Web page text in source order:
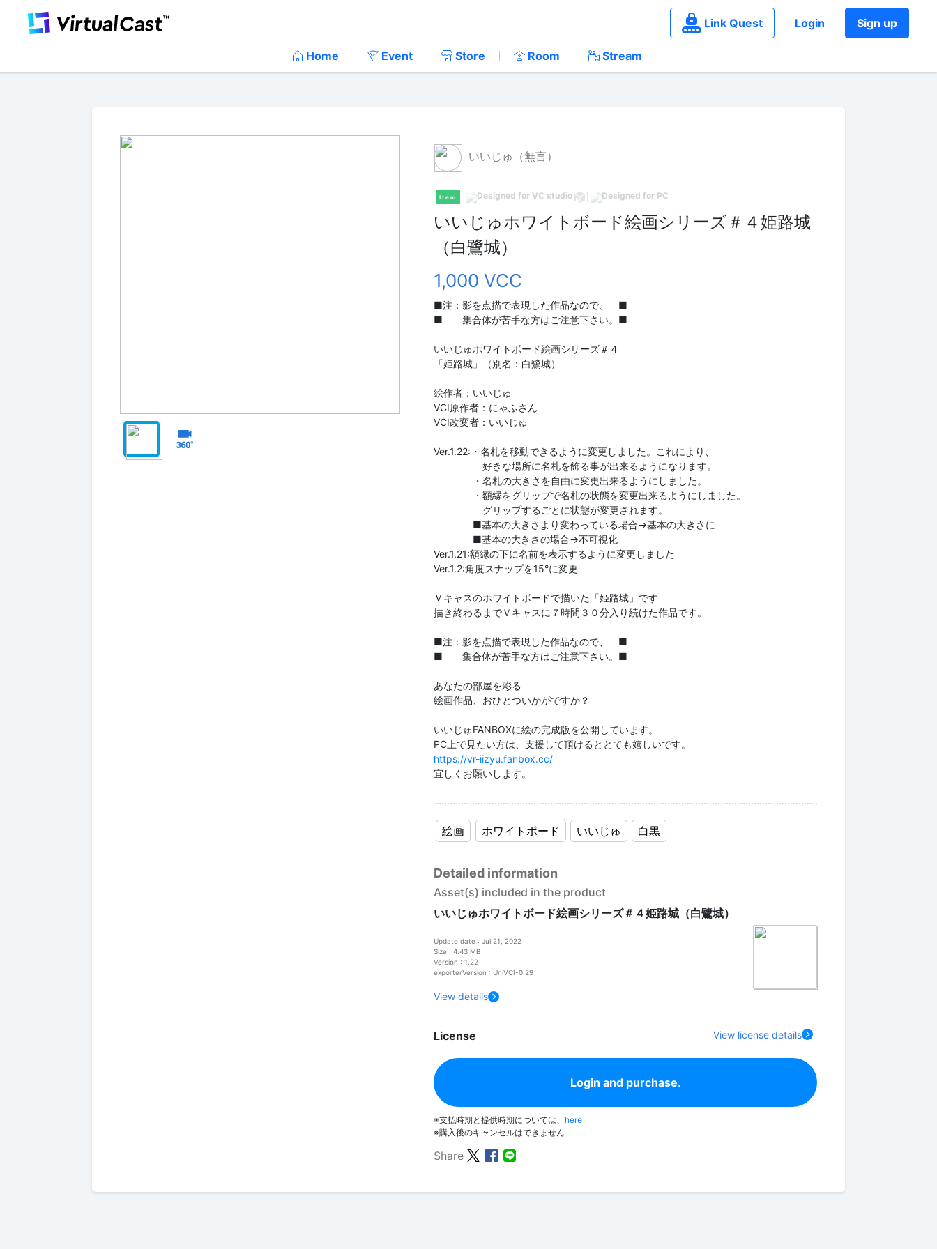
Link Quest Login Sign up
Home Event Store Room Stream
いいじゅ（無言）
Item
いいじゅホワイトボード絵画シリーズ＃４姫路城
（白鷺城）
1,000 VCC
■注：影を点描で表現した作品なので、 ■
■ 集合体が苦手な方はご注意下さい。■
いいじゅホワイトボード絵画シリーズ＃４
「姫路城」（別名：白鷺城）
絵作者：いいじゅ
VCI原作者：にゃふさん
VCI改変者：いいじゅ
Ver.1.22:・名札を移動できるように変更しました。これにより、
好きな場所に名札を飾る事が出来るようになります。
・名札の大きさを自由に変更出来るようにしました。
・額縁をグリップで名札の状態を変更出来るようにしました。
グリップするごとに状態が変更されます。
■基本の大きさより変わっている場合→基本の大きさに
■基本の大きさの場合→不可視化
Ver.1.21:額縁の下に名前を表示するように変更しました
Ver.1.2:角度スナップを15°に変更
Ｖキャスのホワイトボードで描いた「姫路城」です
描き終わるまでＶキャスに７時間３０分入り続けた作品です。
■注：影を点描で表現した作品なので、 ■
■ 集合体が苦手な方はご注意下さい。■
あなたの部屋を彩る
絵画作品、おひとついかがですか？
いいじゅFANBOXに絵の完成版を公開しています。
https://vr-iizyu.fanbox.cc/
宜しくお願いします。
絵画 ホワイトボード いいじゅ 白黒
Detailed information
Asset(s) included in the product
いいじゅホワイトボード絵画シリーズ＃４姫路城（白鷺城）
Update date : Jul 21, 2022
Size : 4.43 MB
Version : 1.22
exporterVersion : UniVCI-0.29
View details
License View license details
Login and purchase.
※支払時期と提供時期については、 here
※購入後のキャンセルはできません
Share